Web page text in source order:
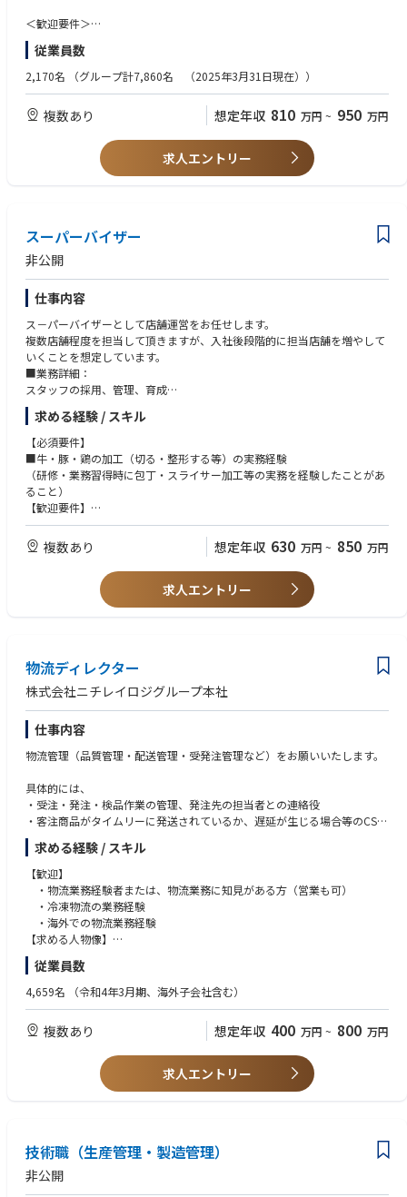
●取引先メーカーへの対応（品質・生産調整 等）
【取り扱う製品（例）】
・車載関連製品・家電（カメラ、オーディオ、エアコン、洗濯機 等）・医
療機器・宇宙関連 等
【入社後のキャリアパス】
行った後に海外工場へ配属。
また、語学についてはオンラインでの学習ツールにてキャッチアップいた
各海外工場には日本人も常駐しており、OJT研修にて丁寧に教育いたしま
入社後は他海外工場での赴任も可能、国内帰任後は高松もしくは松山工場
で製造管理としてご活躍いただくことも可能です。
将来的には、国内外問わず工場全体のマネジメントができる人材を目指し
【魅力】
●日本のモノづくりを支えることができる
製造業において、EMSの存在価値は年々高まっており、今後も拡大が見込
まれている成長市場です。
弊社においても、海外EMS事業は重要戦略に置かれており、モノづくりの
最前線でご活躍いただきます。
●ローカルと一緒に仕事をすることができる
日本では経験できないようなローカルな環境で、現地スタッフとモノづく
りに関わるやりがいを感じることができます。
●若いうちから海外で挑戦できる
若いうちから海外工場で就業することができ、将来的には経営を担うこと
もできるポジションです。
【キャリアパス】
国内工場・海外工場にて基板実装の知識・経験を積んでいただき、まずは
製造現場管理ができるようになっていただきます。
＜歓迎要件＞
・英語（日常会話レベル）
・電気・電子部品の知識をお持ちの方
・海外留学や海外出張、海外勤務のご経験をお持ちの方
＜求める人物像＞
・社内の様＜な事象に対して対応を行っていくため、フットワーク軽く、
自ら考え柔軟に行動できる方
・赴任先のルールや文化を理解して適応、順応していく力を持っている方
従業員数
2,170名 （グループ計7,860名 （2025年3月31日現在））
複数あり 想定年収 810 万円 ~ 950 万円
求人エントリー
スーパーバイザー
非公開
仕事内容
ス－パーバイザーとして店舗運営をお任せします。
複数店舗程度を担当して頂きますが、入社後段階的に担当店舗を増やして
いくことを想定しています。
■業務詳細：
スタッフの採用、管理、育成
売上集計、売上増進戦略の立案
販促企画の立案、実行
キャンペーン立案、実行など
求める経験 / スキル
【必須要件】
■牛・豚・鶏の加工（切る・整形する等）の実務経験
（研修・業務習得時に包丁・スライサー加工等の実務を経験したことがあ
ること）
【歓迎要件】
■小売（スーパー・ドラッグストア・食品量販店）での精肉部門経験あれ
ば 複数あり 想定年収 630 万円 ~ 850 万円
求人エントリー
物流ディレクター
株式会社ニチレイロジグループ本社
仕事内容
物流管理（品質管理・配送管理・受発注管理など）をお願いいたします。
具体的には、
・受注・発注・検品作業の管理、発注先の担当者との連絡役
・客注商品がタイムリーに発送されているか、遅延が生じる場合等のCS対
応が適切になされているかのモニタリング
・商品原価を低廉にするための仕様見直し
・機能向上やお客様満足度UPに向けた各種打ち手の検討と実行 など
■キャリアパス：
現場のオペレーションを見て改善するだけでなく、
物流DX事業、経営企画、事業管理部門、海外事業などご希望に応じて幅広
求める経験 / スキル
【歓迎】
・物流業務経験者または、物流業務に知見がある方（営業も可）
・冷凍物流の業務経験
・海外での物流業務経験
【求める人物像】
・顧客思考で物事を考えられる方
・交渉力のある方
・チーム貢献に対しての意識が高い方
従業員数
4,659名 （令和4年3月期、海外子会社含む）
複数あり 想定年収 400 万円 ~ 800 万円
求人エントリー
技術職（生産管理・製造管理）
非公開